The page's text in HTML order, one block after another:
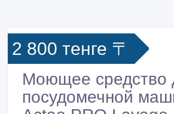
2 800 тенге 〒
Моющее средство
посудомечной